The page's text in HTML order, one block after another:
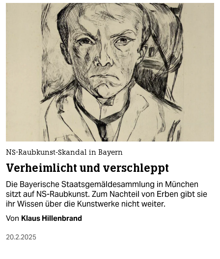
NS-Raubkunst-Skandal in Bayern
Verheimlicht und verschleppt
Die Bayerische Staatsgemäldesammlung in München
sitzt auf NS-Raubkunst. Zum Nachteil von Erben gibt sie
ihr Wissen über die Kunstwerke nicht weiter.
Von Klaus Hillenbrand
20.2.2025